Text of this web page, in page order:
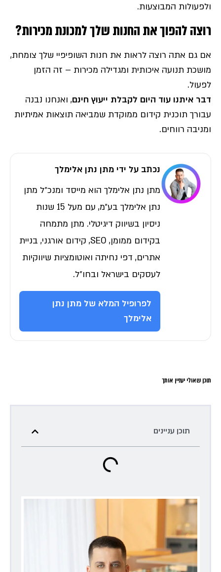
ולפעולות המבוצעות.
רוצה להפוך את החנות שלך למכונת מכירות?
אם גם אתה רוצה לראות את חנות השופיפיי שלך צומחת,
מושכת תנועה איכותית ומגדילה מכירות – זה הזמן
לפעול.
דבר איתנו עוד היום לקבלת ייעוץ חינם, ואנחנו נבנה
עבורך תוכנית קידום ממוקדת שמביאה תוצאות אמיתיות
ומניבה רווחים.
נכתב על ידי מתן נתן אלימלך
מתן נתן אלימלך הוא מייסד ומנכ״ל מתן
נתן אלימלך בע״מ, עם מעל 15 שנות
ניסיון בשיווק דיגיטלי. מתן מתמחה
בקידום ממומן, SEO, קידום אורגני, בניית
אתרים, דפי נחיתה ואוטומציות שיווקיות
לעסקים בישראל ובחו״ל.
לפרופיל המלא של מתן נתן
אלימלך
תוכן שאולי יעניין אותך
תוכן עניינים